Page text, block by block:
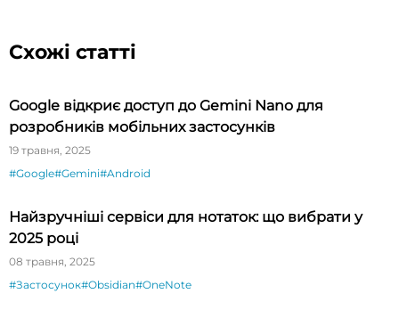
Схожі статті
Google відкриє доступ до Gemini Nano для
розробників мобільних застосунків
19 травня, 2025
#Google#Gemini#Android
Найзручніші сервіси для нотаток: що вибрати у
2025 році
08 травня, 2025
#Застосунок#Obsidian#OneNote